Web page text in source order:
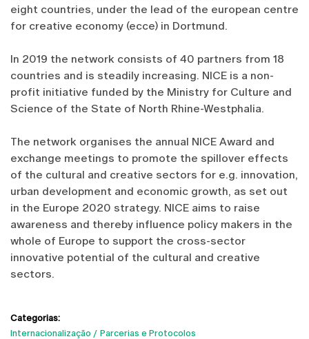
eight countries, under the lead of the european centre
for creative economy (ecce) in Dortmund.
In 2019 the network consists of 40 partners from 18
countries and is steadily increasing. NICE is a non-
profit initiative funded by the Ministry for Culture and
Science of the State of North Rhine-Westphalia.
The network organises the annual NICE Award and
exchange meetings to promote the spillover effects
of the cultural and creative sectors for e.g. innovation,
urban development and economic growth, as set out
in the Europe 2020 strategy. NICE aims to raise
awareness and thereby influence policy makers in the
whole of Europe to support the cross-sector
innovative potential of the cultural and creative
sectors.
Categorias:
Internacionalização
Parcerias e Protocolos